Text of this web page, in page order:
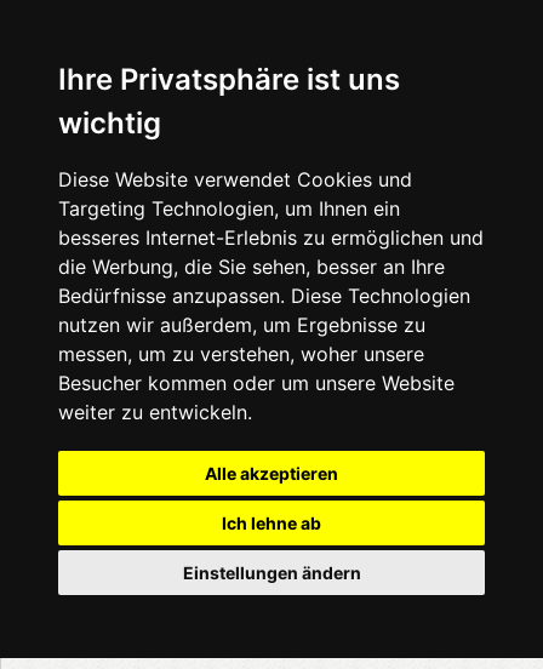
Ihre Privatsphäre ist uns
wichtig
Diese Website verwendet Cookies und
Targeting Technologien, um Ihnen ein
besseres Internet-Erlebnis zu ermöglichen und
die Werbung, die Sie sehen, besser an Ihre
Bedürfnisse anzupassen. Diese Technologien
nutzen wir außerdem, um Ergebnisse zu
messen, um zu verstehen, woher unsere
Besucher kommen oder um unsere Website
weiter zu entwickeln.
Alle akzeptieren
Ich lehne ab
Einstellungen ändern